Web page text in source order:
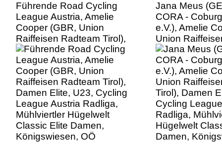
Führende Road Cycling
League Austria, Amelie
Cooper (GBR, Union
Raiffeisen Radteam Tirol),
Damen Elite, U23, Cycling
League Austria Radliga,
Mühlviertler Hügelwelt
Classic Elite Damen,
Königswiesen, OÖ
Jana Meus
CORA -
e.V.), Amelie
Union
Tirol), Damen
Cycling
Radliga,
Hügelwelt
Damen,